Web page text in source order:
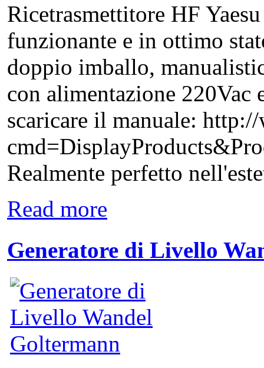
Ricetrasmettitore HF
funzionante e in ottimo
doppio imballo,
con alimentazione 220Vac
scaricare il manuale:
Realmente perfetto
Read more
Generatore di Livello